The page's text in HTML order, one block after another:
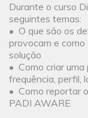
Durante o curso
seguintes temas:
• O que são os
provocam e
solução
• Como criar
frequência, perfil,
• Como reportar
PADI AWARE